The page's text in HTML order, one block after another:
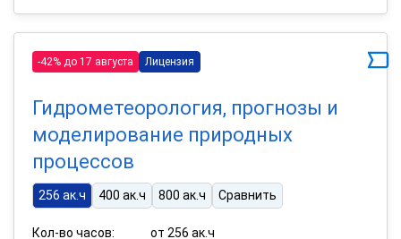
-42% до 17 августа Лицензия
Гидрометеорология, прогнозы и
моделирование природных
процессов
256 ак.ч 400 ак.ч 800 ак.ч Сравнить
Кол-во часов: от 256 ак.ч